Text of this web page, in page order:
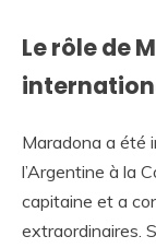
Le rôle de
Maradona a été
l’Argentine à la
capitaine et a
extraordinaires.